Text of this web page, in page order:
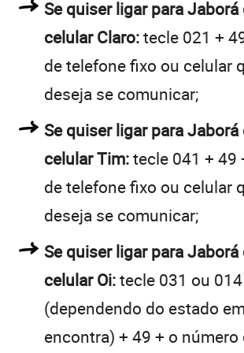
Se quiser ligar para Jaborá
celular Claro:tecle 021 +
de telefone fixo ou celular
deseja se comunicar;
Se quiser ligar para Jaborá
celular Tim:tecle 041 + 49
de telefone fixo ou celular
deseja se comunicar;
Se quiser ligar para Jaborá
celular Oi:tecle 031 ou 014
(dependendo do estado
encontra) + 49 + o